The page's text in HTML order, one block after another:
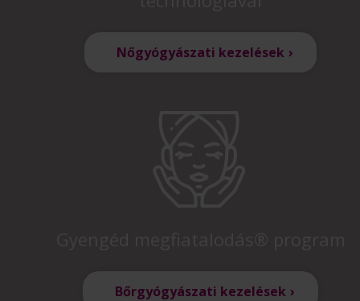
Nőgyógyászati kezelések
Bőrgyógyászati kezelések